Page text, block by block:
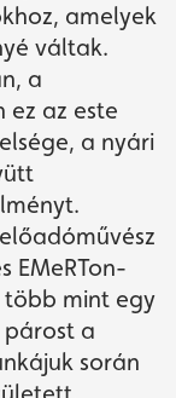
amelyek
váltak.
a
ez az este
a nyári
EMeRTon-
több mint egy
a
során